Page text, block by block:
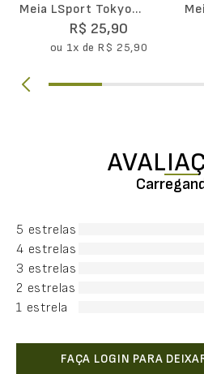
Meia LSport Tokyo
Movimento Cano Curto
R$ 25,90
ou 1x de R$ 25,90
5 estrelas
4 estrelas
3 estrelas
2 estrelas
1 estrela